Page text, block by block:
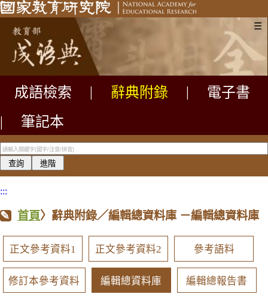
☰
成語檢索 辭典附錄
電子書
|
筆記本
:::
首頁〉辭典附錄／編輯總資料庫 －編輯總資料庫
正文參考資料1 正文參考資料2 參考語料
修訂本參考資料 編輯總資料庫 編輯總報告書